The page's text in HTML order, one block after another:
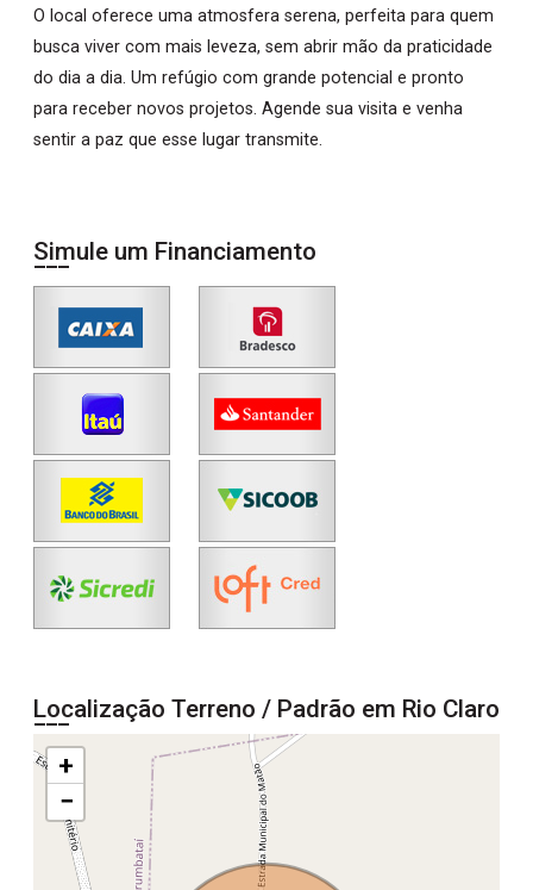
O local oferece uma atmosfera serena, perfeita para quem
busca viver com mais leveza, sem abrir mão da praticidade
do dia a dia. Um refúgio com grande potencial e pronto
para receber novos projetos. Agende sua visita e venha
sentir a paz que esse lugar transmite.
Simule um Financiamento
Localização Terreno / Padrão em Rio Claro
+
−